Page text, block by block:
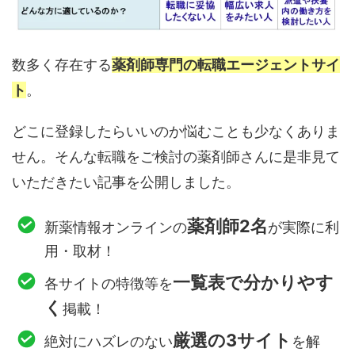
数多く存在する薬剤師専門の転職エージェントサイ
ト 。
どこに登録したらいいのか悩むことも少なくありま
せん。そんな転職をご検討の薬剤師さんに是非見て
いただきたい記事を公開しました。
新薬情報オンラインの薬剤師2名が実際に利
用・取材！
各サイトの特徴等を一覧表で分かりやす
く 掲載！
絶対にハズレのない厳選の3サイト を解